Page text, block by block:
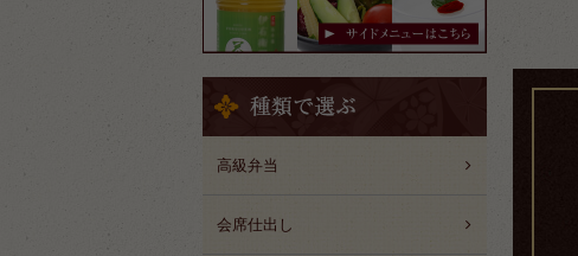
高級弁当
会席仕出し